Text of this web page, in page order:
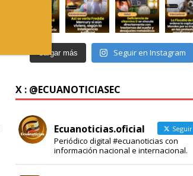
Cargar más Seguir en Instagram
X : @ECUANOTICIASEC
Ecuanoticias.oficial Seguir
Periódico digital #ecuanoticias con
información nacional e internacional.